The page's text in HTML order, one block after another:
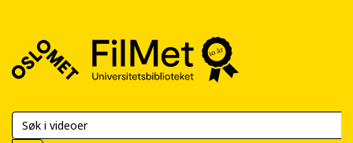
FilMet
Universitetsbiblioteket